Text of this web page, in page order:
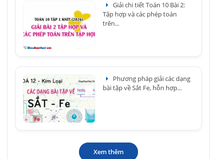
Giải chi tiết Toán 10 Bài 2:
Tập hợp và các phép toán
trên...
Phương pháp giải các dạng
bài tập về Sắt Fe, hỗn hợp...
Xem thêm